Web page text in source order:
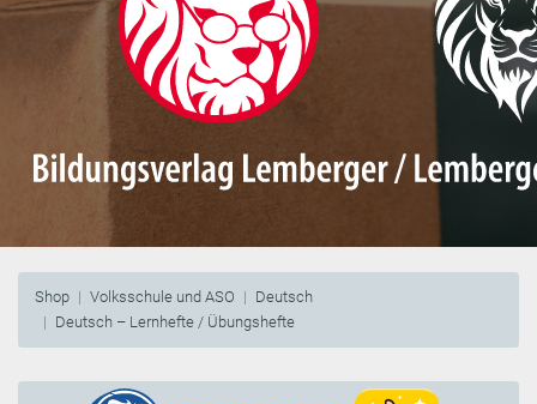
Shop Volksschule und ASO
Deutsch
Deutsch – Lernhefte / Übungshefte